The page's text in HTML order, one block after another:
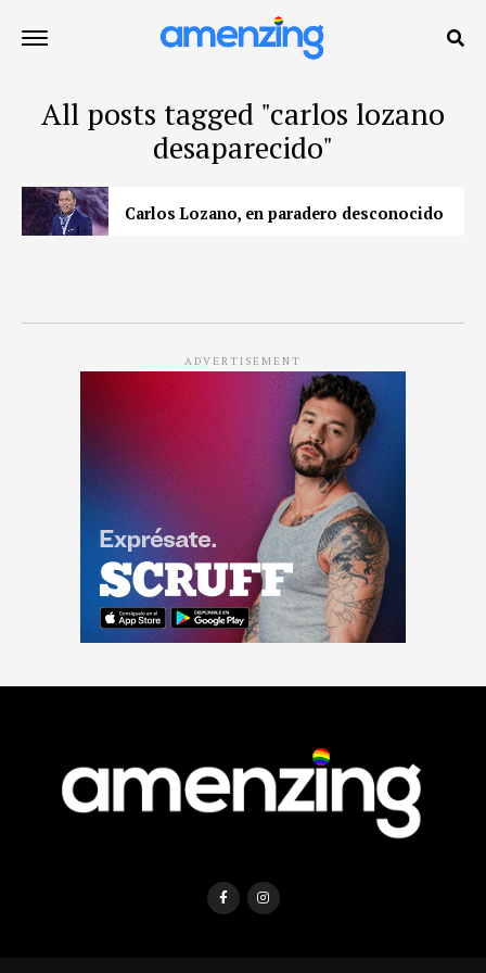
All posts tagged "carlos lozano
desaparecido"
Carlos Lozano, en paradero desconocido
ADVERTISEMENT